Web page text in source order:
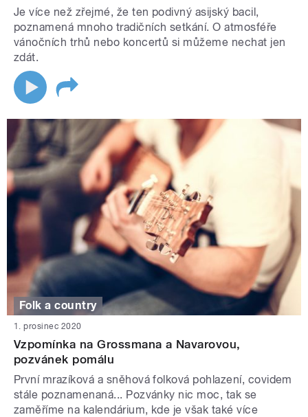
Je více než zřejmé, že ten podivný asijský bacil,
poznamená mnoho tradičních setkání. O atmosféře
vánočních trhů nebo koncertů si můžeme nechat jen
zdát.
Folk a country
1. prosinec 2020
Vzpomínka na Grossmana a Navarovou,
pozvánek pomálu
První mrazíková a sněhová folková pohlazení, covidem
stále poznamenaná... Pozvánky nic moc, tak se
zaměříme na kalendárium, kde je však také více